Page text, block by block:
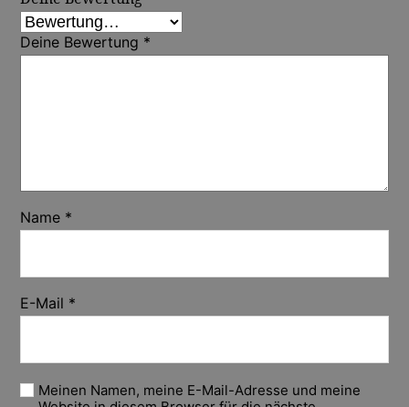
Deine Bewertung *
Name *
E-Mail *
Meinen Namen, meine E-Mail-Adresse und meine